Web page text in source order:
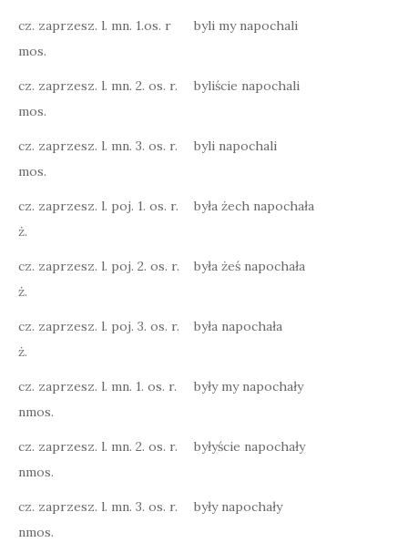
cz. zaprzesz. l. mn. 1.os. r
mos.
byli my napochali
cz. zaprzesz. l. mn. 2. os. r.
mos.
byliście napochali
cz. zaprzesz. l. mn. 3. os. r.
mos.
byli napochali
cz. zaprzesz. l. poj. 1. os. r.
ż.
była żech napochała
cz. zaprzesz. l. poj. 2. os. r.
ż.
była żeś napochała
cz. zaprzesz. l. poj. 3. os. r.
ż.
była napochała
cz. zaprzesz. l. mn. 1. os. r.
nmos.
były my napochały
cz. zaprzesz. l. mn. 2. os. r.
nmos.
byłyście napochały
cz. zaprzesz. l. mn. 3. os. r.
nmos.
były napochały